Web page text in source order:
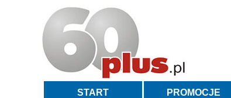
START PROMOCJE